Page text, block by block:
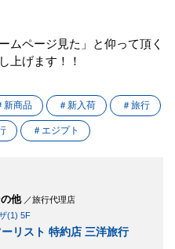
ムページ見た」と仰って頂く
上げます！！
新商品 ＃新入荷 ＃旅行
＃エジプト
他／旅行代理店
(1) 5F
リスト 特約店 三洋旅行